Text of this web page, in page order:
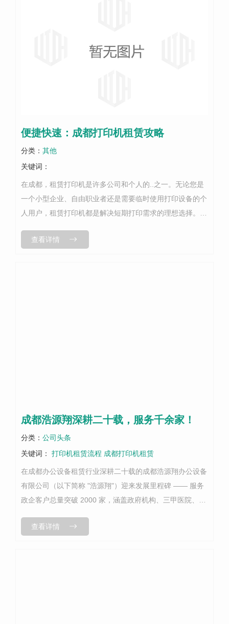
便捷快速：成都打印机租赁攻略
分类： 其他
关键词：
在成都，租赁打印机是许多公司和个人的..之一。无论您是
一个小型企业、自由职业者还是需要临时使用打印设备的个
人用户，租赁打印机都是解决短期打印需求的理想选择。首
您可以轻松获得所需的打印设备，...
查看详情
成都浩源翔深耕二十载，服务千余家！
分类： 公司头条
关键词：
打印机租赁流程 成都打印机租赁
在成都办公设备租赁行业深耕二十载的成都浩源翔办公设备
有限公司（以下简称 "浩源翔"）迎来发展里程碑 —— 服务
政企客户总量突破 2000 家，涵盖政府机构、三甲医院、科
心竞...
查看详情